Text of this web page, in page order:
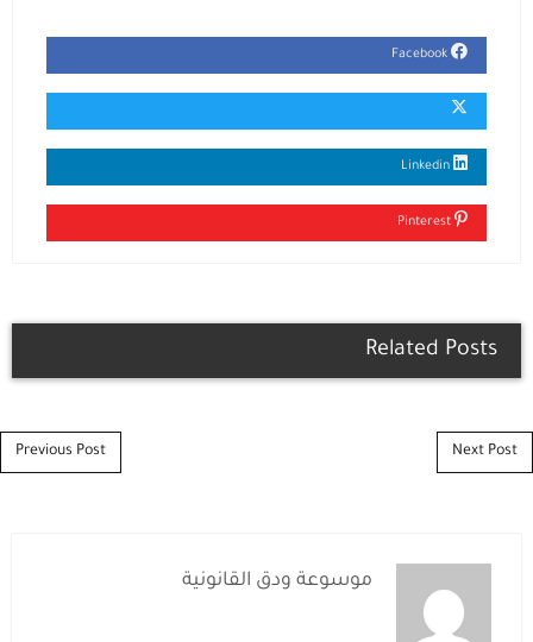
Related Posts
Post navigation
Previous Post Next Post
موسوعة ودق القانونية